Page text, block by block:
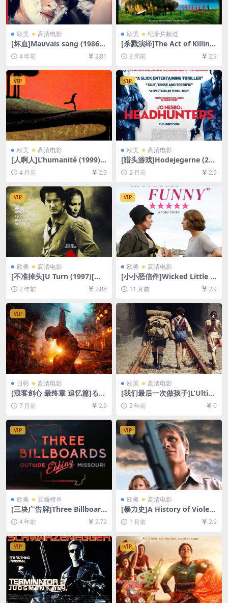
欧美 高清电影
[坏血]Mauvais sang (1986)
[百度网盘+迅雷云盘资源1080
P超清未删减][MP4/7.4GB][中
4 年前 2.81
欧美 纪录片频道
[杀戮演绎]The Act of Killing
(2012)[百度网盘+夸克网盘10
80P超清未删减资源][网盘在
文字幕]
3 周前 2.9
VIP
欧美 高清电影
[人啊人]L’humanité (1999)
[百度网盘+夸克网盘1080P超
清未删减资源][网盘在线播放/
下载][MP4/9.7GB][中英字幕]
4 月前 2.9
VIP
欧美 高清电影
[猎头游戏]Hodejegerne (201
1)[百度网盘+夸克网盘1080P
超清未删减资源][网盘在线播
放/下载][MP4/6.5GB][中文字
幕]
2 月前 2.9
VIP
欧美 高清电影
[不准掉头]U Turn (1997)[百
度网盘+夸克网盘1080P超清
未删减资源][网盘在线播放/下
载][MP4/8.3GB][中文字幕]
2 年前 2.88
VIP
欧美 高清电影
[小小恶信件]Wicked Little L
etters (2023)[百度网盘+夸克
网盘1080P超清未删减资源]
[网盘在线播放/下载][MP4/6.
8GB][中英字幕]
11 月前 2.9
VIP
日韩 高清电影
[浪客剑心 最终章 追忆篇]るろ
うに剣心 最終章 The Beginni
ng (2021)[百度网盘+夸克网
盘在线播放/下载][MP4/9GB]
[中文字幕]
7 月前 2.9
欧美 高清电影
[我们最后一次做孩子]L’Ultim
a Volta Che Siamo Stati Ba
mbini (2023)[百度网盘+夸克
[网盘在线播放/下载][MP4/6.
9GB][中英字幕]
2 年前 0
VIP
欧美 豆瓣榜单
[三块广告牌]Three Billboard
s Outside Ebbing, Missouri
(2017)[百度网盘+迅雷云盘资
源1080P超清未删减][MP4/7.
3GB][中英字幕]
4 年前 2.72
VIP
欧美 高清电影
[暴力史]A History of Violen
ce (2005)[百度网盘+夸克网盘
1080P超清未删减资源][网盘
在线播放/下载][MP4/6.2GB]
[中英字幕]
1 月前 2.9
VIP VIP